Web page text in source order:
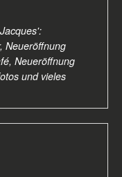
Neueröffnung
Neueröffnung
und vieles